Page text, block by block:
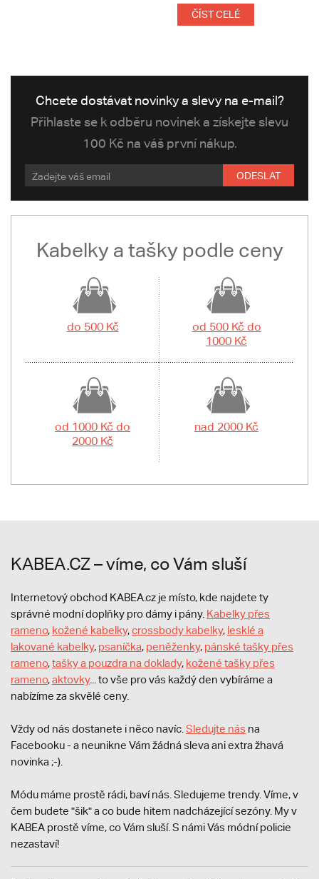
ČÍST CELÉ
Chcete dostávat novinky a slevy na e-mail?
Přihlaste se k odběru novinek a získejte slevu
100 Kč na váš první nákup.
ODESLAT
Kabelky a tašky podle ceny
do 500 Kč
od 500 Kč do
1000 Kč
od 1000 Kč do
2000 Kč
nad 2000 Kč
KABEA.CZ – víme, co Vám sluší
Internetový obchod KABEA.cz je místo, kde najdete ty
správné modní doplňky pro dámy i pány. Kabelky přes
rameno, kožené kabelky,crossbody kabelky, lesklé a
lakované kabelky, psaníčka, peněženky, pánské tašky přes
rameno,tašky a pouzdra na doklady, kožené tašky přes
rameno,aktovky... to vše pro vás každý den vybíráme a
nabízíme za skvělé ceny.
Vždy od nás dostanete i něco navíc. Sledujte nás na
Facebooku - a neunikne Vám žádná sleva ani extra žhavá
novinka ;-).
Módu máme prostě rádi, baví nás. Sledujeme trendy. Víme, v
čem budete "šik" a co bude hitem nadcházející sezóny. My v
KABEA prostě víme, co Vám sluší. S námi Vás módní policie
nezastaví!